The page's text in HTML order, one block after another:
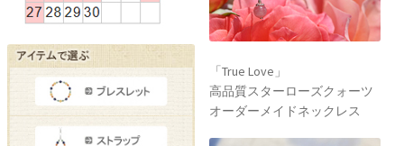
「True Love」
高品質スターローズクォーツ
オーダーメイドネックレス